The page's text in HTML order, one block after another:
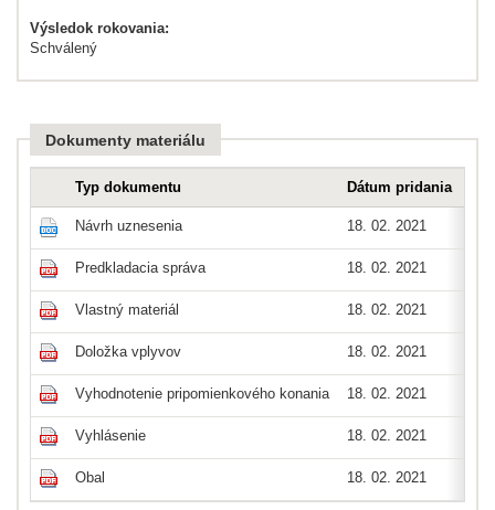
Výsledok rokovania:
Schválený
Dokumenty materiálu
Typ dokumentu Dátum pridania
Návrh uznesenia 18. 02. 2021
Predkladacia správa 18. 02. 2021
Vlastný materiál 18. 02. 2021
Doložka vplyvov 18. 02. 2021
Vyhodnotenie pripomienkového konania 18. 02. 2021
Vyhlásenie 18. 02. 2021
Obal 18. 02. 2021